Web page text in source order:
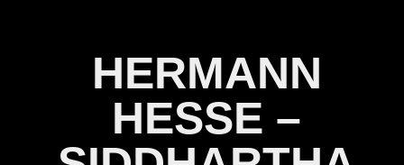
HERMANN
HESSE –